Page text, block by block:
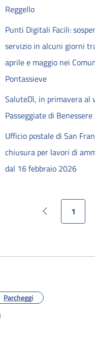
Reggello
Punti Digitali Facili:
servizio in alcuni giorni
aprile e maggio nei
Pontassieve
SaluteDì, in primavera al
Passeggiate di Benessere
Ufficio postale di San
chiusura per lavori di
dal 16 febbraio 2026
Pagina
Pagina
1
Parcheggi